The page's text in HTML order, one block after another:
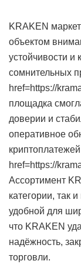
KRAKEN
объектом
устойчивости и
сомнительных
href=https://
площадка
доверии и
оперативное
href=https://
Ассортимент
категории, так
удобной для
что KRAKEN
надёжность,
торговли.